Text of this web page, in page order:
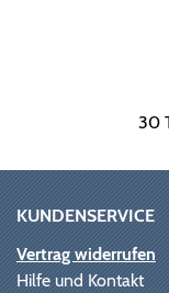
30
KUNDENSERVICE
Vertrag widerrufen
Hilfe und Kontakt